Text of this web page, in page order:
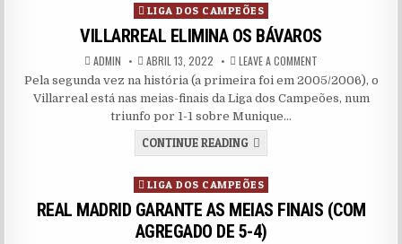
Posted in
LIGA DOS CAMPEÕES
VILLARREAL ELIMINA OS BÁVAROS
AUTHOR:
ADMIN PUBLISHED DATE:
ABRIL 13, 2022 LEAVE A COMMENT
Pela segunda vez na história (a primeira foi em 2005/2006), o
Villarreal está nas meias-finais da Liga dos Campeões, num
triunfo por 1-1 sobre Munique…
CONTINUE READINGVILLARREAL ELIMINA OS
Posted in
LIGA DOS CAMPEÕES
REAL MADRID GARANTE AS MEIAS FINAIS (COM
AGREGADO DE 5-4)